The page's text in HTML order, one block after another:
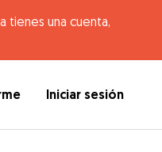
tienes una cuenta,
Iniciar sesión